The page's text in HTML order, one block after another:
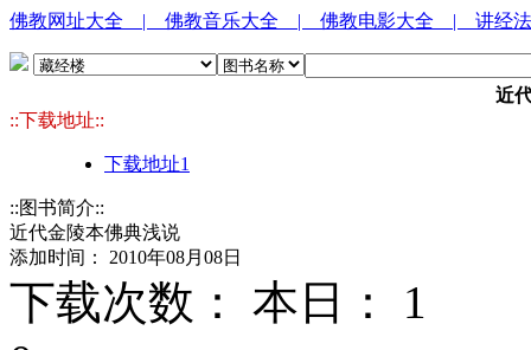
佛教网址大全 | 佛教音乐大全 | 佛教电影大全 | 讲经
近
::下载地址::
下载地址1
::图书简介::
近代金陵本佛典浅说
添加时间： 2010年08月08日
下载次数： 本日： 1